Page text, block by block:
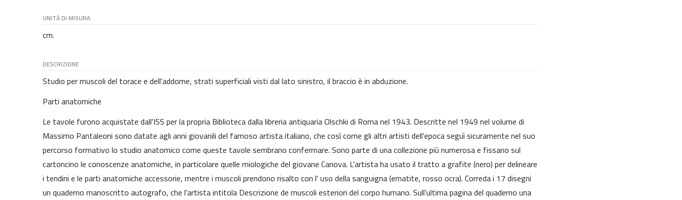
UNITÀ DI MISURA
cm.
DESCRIZIONE
Studio per muscoli del torace e dell'addome, strati superficiali visti dal lato sinistro, il braccio è in abduzione.
Parti anatomiche
Le tavole furono acquistate dall'ISS per la propria Biblioteca dalla libreria antiquaria Olschki di Roma nel 1943. Descritte nel 1949 nel volume di
Massimo Pantaleoni sono datate agli anni giovanili del famoso artista italiano, che così come gli altri artisti dell'epoca seguì sicuramente nel suo
percorso formativo lo studio anatomico come queste tavole sembrano confermare. Sono parte di una collezione più numerosa e fissano sul
cartoncino le conoscenze anatomiche, in particolare quelle miologiche del giovane Canova. L'artista ha usato il tratto a grafite (nero) per delineare
i tendini e le parti anatomiche accessorie, mentre i muscoli prendono risalto con l' uso della sanguigna (ematite, rosso ocra). Correda i 17 disegni
un quaderno manoscritto autografo, che l'artista intitola Descrizione de muscoli esteriori del corpo humano. Sull'ultima pagina del quaderno una